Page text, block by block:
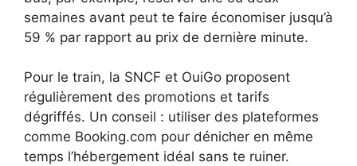
semaines avant peut te faire économiser jusqu’à
59 % par rapport au prix de dernière minute.
Pour le train, la SNCF et OuiGo proposent
régulièrement des promotions et tarifs
dégriffés. Un conseil : utiliser des plateformes
comme Booking.com pour dénicher en même
temps l’hébergement idéal sans te ruiner.